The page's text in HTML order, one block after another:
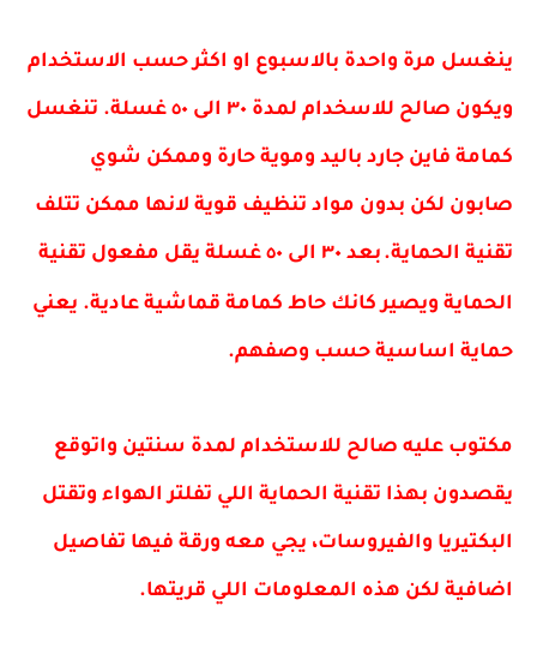
ينغسل مرة واحدة بالاسبوع او اكثر حسب الاستخدام
ويكون صالح للاسخدام لمدة ٣٠ الى ٥٠ غسلة. تنغسل
كمامة فاين جارد باليد وموية حارة وممكن شوي
صابون لكن بدون مواد تنظيف قوية لانها ممكن تتلف
تقنية الحماية. بعد ٣٠ الى ٥٠ غسلة يقل مفعول تقنية
الحماية ويصير كانك حاط كمامة قماشية عادية. يعني
حماية اساسية حسب وصفهم.
مكتوب عليه صالح للاستخدام لمدة سنتين واتوقع
يقصدون بهذا تقنية الحماية اللي تفلتر الهواء وتقتل
البكتيريا والفيروسات، يجي معه ورقة فيها تفاصيل
اضافية لكن هذه المعلومات اللي قريتها.